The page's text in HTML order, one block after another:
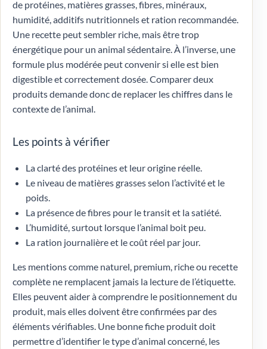
de protéines, matières grasses, fibres, minéraux,
humidité, additifs nutritionnels et ration recommandée.
Une recette peut sembler riche, mais être trop
énergétique pour un animal sédentaire. À l’inverse, une
formule plus modérée peut convenir si elle est bien
digestible et correctement dosée. Comparer deux
produits demande donc de replacer les chiffres dans le
contexte de l’animal.
Les points à vérifier
La clarté des protéines et leur origine réelle.
Le niveau de matières grasses selon l’activité et le
poids.
La présence de fibres pour le transit et la satiété.
L’humidité, surtout lorsque l’animal boit peu.
La ration journalière et le coût réel par jour.
Les mentions comme naturel, premium, riche ou recette
complète ne remplacent jamais la lecture de l’étiquette.
Elles peuvent aider à comprendre le positionnement du
produit, mais elles doivent être confirmées par des
éléments vérifiables. Une bonne fiche produit doit
permettre d’identifier le type d’animal concerné, les